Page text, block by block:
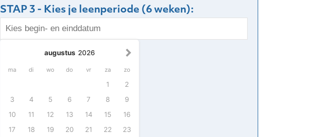
STAP 3 - Kies je leenperiode (6 weken):
augustus 2026
ma di wo do vr za zo
1
2
3
4 5 6 7 8
9
10
11 12 13 14 15
16
17
18 19 20 21 22
23